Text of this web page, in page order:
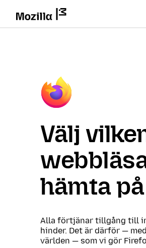
Välj
hämta
Alla förtjänar tillgång till
hinder. Det är därför —
världen — som vi gör